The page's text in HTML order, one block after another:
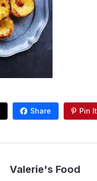
Share Pin It
Valerie's Food